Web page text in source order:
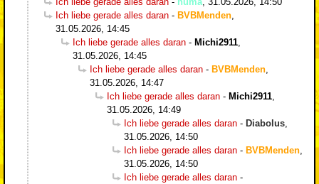
Ich liebe gerade alles daran - BVBMenden
31.05.2026, 14:45
Ich liebe gerade alles daran - Michi2911
31.05.2026, 14:45
Ich liebe gerade alles daran - BVBMenden
31.05.2026, 14:47
Ich liebe gerade alles daran - Michi2911
31.05.2026, 14:49
Ich liebe gerade alles daran - Diabolus
31.05.2026, 14:50
Ich liebe gerade alles daran - BVBMenden
31.05.2026, 14:50
Ich liebe gerade alles daran -